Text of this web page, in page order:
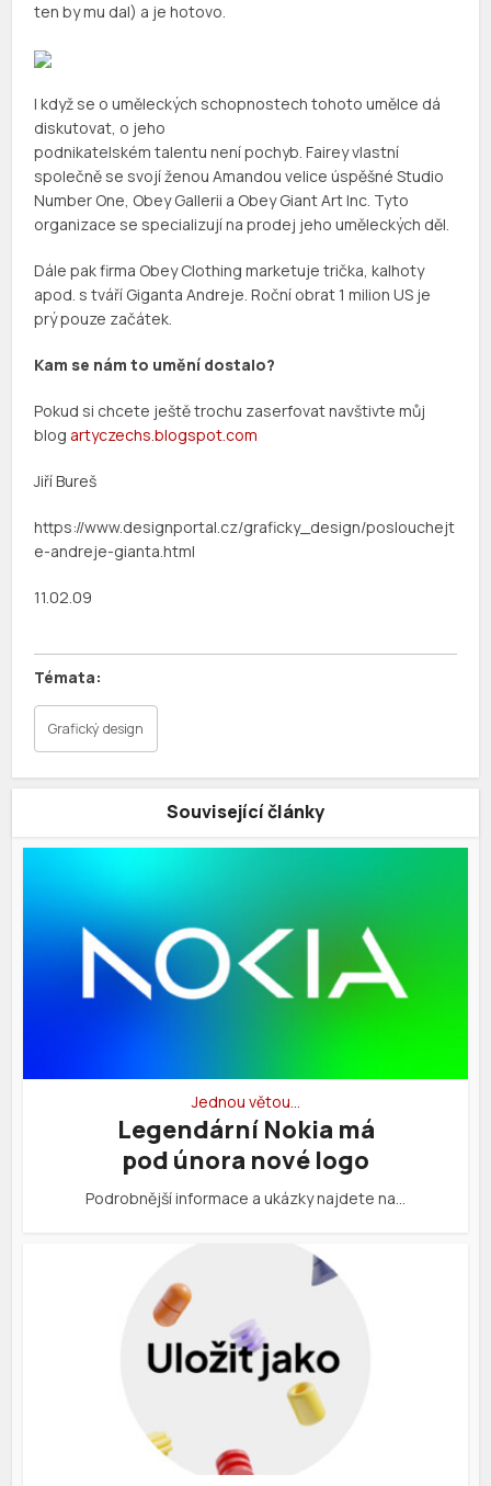
ten by mu dal) a je hotovo.
I když se o uměleckých schopnostech tohoto umělce dá
diskutovat, o jeho
podnikatelském talentu není pochyb. Fairey vlastní
společně se svojí ženou Amandou velice úspěšné Studio
Number One, Obey Gallerii a Obey Giant Art Inc. Tyto
organizace se specializují na prodej jeho uměleckých děl.
Dále pak firma Obey Clothing marketuje trička, kalhoty
apod. s tváří Giganta Andreje. Roční obrat 1 milion US je
prý pouze začátek.
Kam se nám to umění dostalo?
Pokud si chcete ještě trochu zaserfovat navštivte můj
blog artyczechs.blogspot.com
Jiří Bureš
https://www.designportal.cz/graficky_design/poslouchejt
e-andreje-gianta.html
11.02.09
Grafický design
Související články
Jednou větou…
Legendární Nokia má
pod února nové logo
Podrobnější informace a ukázky najdete na…